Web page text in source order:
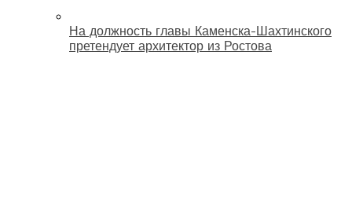
На должность главы Каменска-Шахтинского
претендует архитектор из Ростова